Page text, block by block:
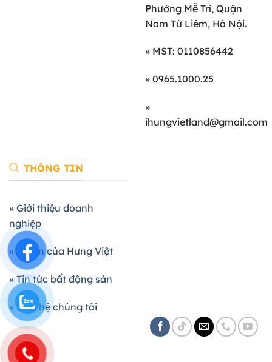
Phường Mễ Trì, Quận
Nam Từ Liêm, Hà Nội.
» MST: 0110856442
» 0965.1000.25
»
ihungvietland@gmail.com
THÔNG TIN
» Giới thiệu doanh
nghiệp
» Dự án của Hưng Việt
» Tin tức bất động sản
» Liên hệ chúng tôi